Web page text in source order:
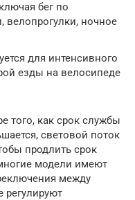
бег по
велопрогулки, ночное
для интенсивного
езды на велосипеде
того, как срок службы
световой поток
продлить срок
модели имеют
между